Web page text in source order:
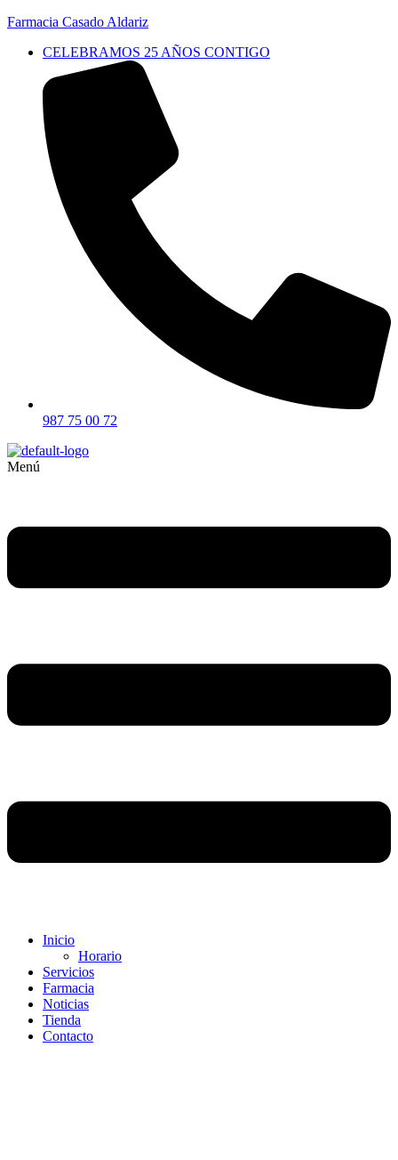
Farmacia Casado Aldariz
CELEBRAMOS 25 AÑOS CONTIGO
987 75 00 72
Menú
Inicio
Horario
Servicios
Farmacia
Noticias
Tienda
Contacto